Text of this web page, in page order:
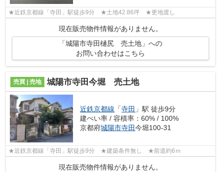
★近鉄京都線「寺田」駅徒歩9分 ★土地42.86坪 ★更地渡し
現在販売物件情報がありません。
「城陽市寺田樋尻 売土地」への
お問い合わせはこちら
売買 | 売地 城陽市寺田今堀 売土地
近鉄京都線 「寺田 」駅 徒歩9分
建ぺい率 / 容積率：60% / 100%
京都府城陽市寺田今堀100-31
★近鉄京都線「寺田」駅徒歩9分 ★建築条件無し ★前道約6ｍ
現在販売物件情報がありません。